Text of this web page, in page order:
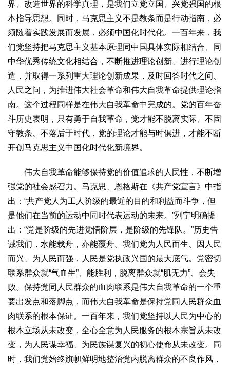
界、改造世界的科学真理，是我们立党立国、兴党强国的根
本指导思想。同时，马克思主义不是教条而是行动指南，必
须随着实践发展而发展，必须中国化时代化。一百年来，我
们党坚持把马克思主义基本原理同中国具体实际相结合、同
中华优秀传统文化相结合，不断推进理论创新、进行理论创
造，并取得一系列重大理论创新成果，及时回答时代之问、
人民之问，为推进伟大社会革命和伟大自我革命提供理论指
南。这个过程同样是在伟大自我革命中完成的。党的百年奋
斗历史表明，只有勇于自我革命，党才能不脱离实际、不固
守教条、不落后于时代，党的理论才能与时俱进，才能不断
开创马克思主义中国化时代化新境界。
伟大自我革命能够保持党的价值追求的人民性，不断增
强党的社会感召力。马克思、恩格斯在《共产党宣言》中指
出：“共产党人为工人阶级的最近的目的和利益而斗争，但
是他们在当前的运动中同时代表运动的未来。”列宁明确提
出：“党是阶级的先进觉悟阶层，是阶级的先锋队。”历史告
诫我们，水能载舟，亦能覆舟。我们党为人民而生、因人民
而兴、为人民而强，人民是党执政兴国的最大底气。党密切
联系群众就“气血生”、能胜利，脱离群众就“肌无力”、会失
败。保持党同人民群众的血肉联系是伟大自我革命的一个重
要出发点和落脚点，而伟大自我革命是保持党同人民群众血
肉联系的根本保证。一百年来，我们党坚持以人民为中心的
根本立场从未改变，全心全意为人民服务的根本宗旨从未改
变，为人民谋幸福、为民族谋复兴的初心使命从未改变。同
时，我们党始终旗帜鲜明地整治党内脱离群众的不良作风，